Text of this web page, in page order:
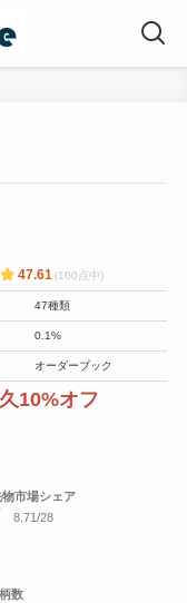
47.61 (100点中)
47種類
0.1%
オーダーブック
10%オフ
物市場シェア
8.71/28
数